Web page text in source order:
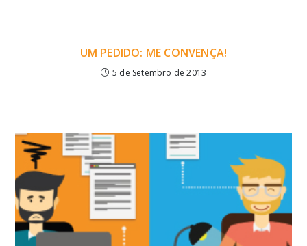
UM PEDIDO: ME CONVENÇA!
5 de Setembro de 2013